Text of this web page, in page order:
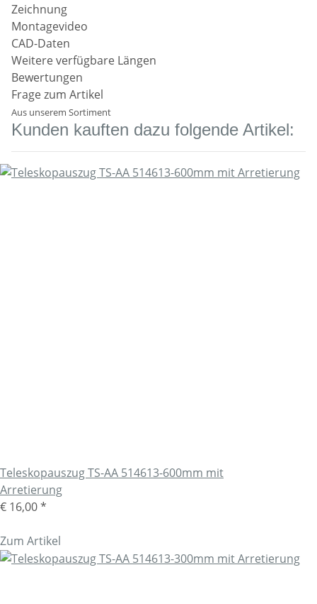
Zeichnung
Montagevideo
CAD-Daten
Weitere verfügbare Längen
Bewertungen
Frage zum Artikel
Aus unserem Sortiment
Kunden kauften dazu folgende Artikel:
Teleskopauszug TS-AA 514613-600mm mit
Arretierung
€ 16,00*
Zum Artikel